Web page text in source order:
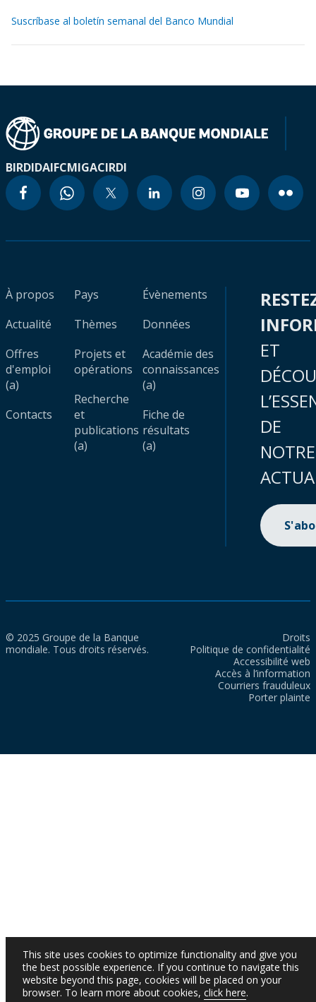
Suscríbase al boletín semanal del Banco Mundial
BIRDIDAIFCMIGACIRDI
À propos
Actualité
Offres
d'emploi
(a)
Contacts
Pays
Thèmes
Projets et
opérations
Recherche
et
publications
(a)
Évènements
Données
Académie des
connaissances
(a)
Fiche de
résultats
(a)
ET
DE
NOTRE
© 2025 Groupe de la Banque
mondiale. Tous droits réservés.
Droits
Politique de confidentialité
Accessibilité web
Accès à l’information
Courriers frauduleux
Porter plainte
This site uses cookies to optimize functionality and give you
the best possible experience. If you continue to navigate this
website beyond this page, cookies will be placed on your
browser. To learn more about cookies, click here.